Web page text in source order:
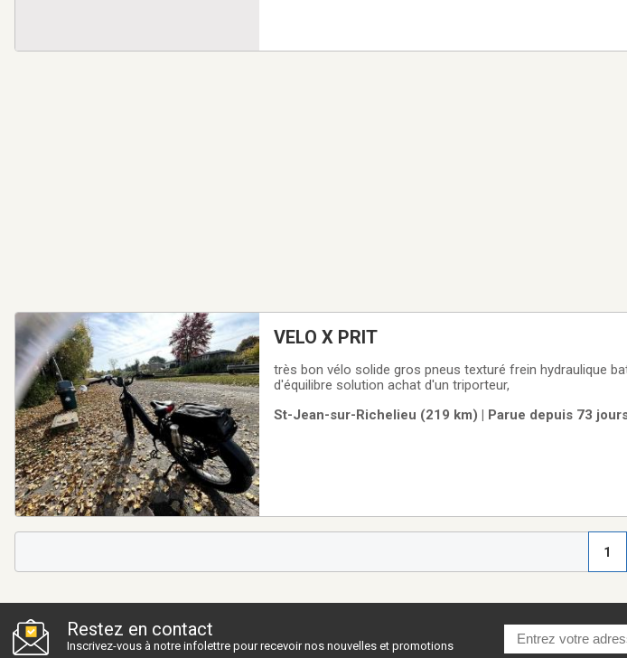
VELO X PRIT
très bon vélo solide gros pneus texturé frein hydraulique batterie
d'équilibre solution achat d'un triporteur,
St-Jean-sur-Richelieu (219 km) | Parue depuis 73
1
Restez en contact
Inscrivez-vous à notre infolettre pour recevoir nos nouvelles et promotions